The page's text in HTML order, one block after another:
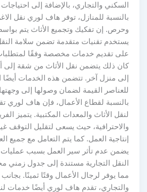
السكني والتجاري، بالإضافة إلى
بالنسبة للمنازل، توفر هاف لوري نقل
وحرص. إن تفكيك وتجميع الأثاث يتم
يستخدم تقنيات متقدمة تضمن سلامة
على تقديم خدمات مخصصة وفقًا
كان ذلك يتضمن نقل الأثاث من شقة إلى
إلى منزل آخر. تتضمن هذه الخدمات أيضًا
للعناصر القيمة لضمان وصولها إلى
بالنسبة لقطاع الأعمال، فإن هاف لوري
لنقل الأثاث والمعدات المكتبية. يتميز
والاحترافية، حيث يسعى لتقليل التوقف
إنتاجية العمل. كما يتم التعامل مع جميع
يضمن عدم تأثر سير العمل بسبب عمليات
النقل التجارية مستندة إلى جدول زمني
مما يوفر لرجال الأعمال وقتًا ثمينًا.
والتجاري، تقدم هاف لوري أيضًا خدمات